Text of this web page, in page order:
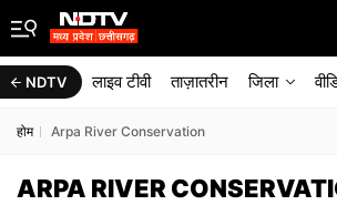
NDTV लाइव टीवी ताज़ातरीन जिला
होम Arpa River Conservation
ARPA RIVER